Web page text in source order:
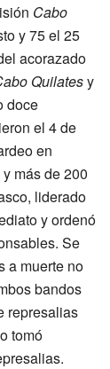
Cabo
y 75 el 25
acorazado
Quilatesy
doce
el 4 de
en
más de 200
liderado
y ordenó
Se
a muerte no
bandos
represalias
tomó